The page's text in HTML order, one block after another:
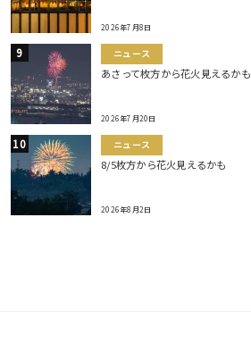
2026年7月8日
ニュース
あさって枚方から花火見えるかも
2026年7月20日
ニュース
8/5枚方から花火見えるかも
2026年8月2日